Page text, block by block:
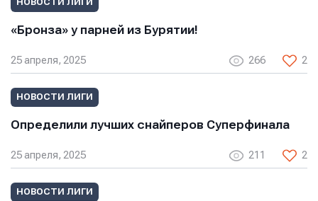
«Бронза» у парней из Бурятии!
25 апреля, 2025 266 2
НОВОСТИ ЛИГИ
Определили лучших снайперов Суперфинала
25 апреля, 2025 211 2
НОВОСТИ ЛИГИ
Нажимая кнопку “Отправить”, вы соглашаетесь с
условиями обработки персональных данных
Нажимая кнопку “Отправить”, вы соглашаетесь с
условиями обработки персональных данных
Нажимая кнопку “Отправить”, вы соглашаетесь с
условиями обработки персональных данных